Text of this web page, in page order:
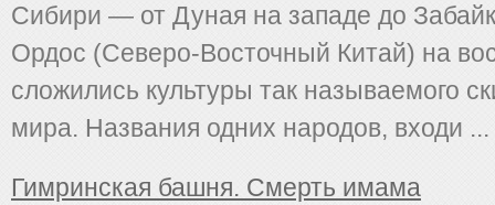
Сибири — от Дуная на западе до
Ордос (Северо-Восточный Китай) на
сложились культуры так называемого
мира. Названия одних народов, входи ...
Гимринская башня. Смерть имама